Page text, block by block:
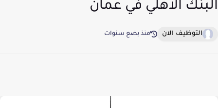
البنك الاهلي في عمان
التوظيف الان منذ بضع سنوات